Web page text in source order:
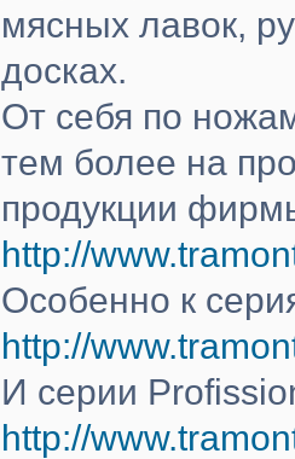
мясных лавок,
досках.
От себя по
тем более на
продукции
http://
Особенно к
http://
И серии
http://